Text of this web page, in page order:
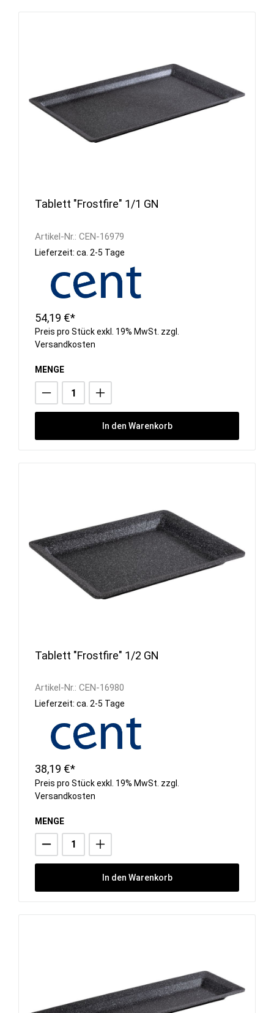
Tablett "Frostfire" 1/1 GN
Artikel-Nr.: CEN-16979
Lieferzeit: ca. 2-5 Tage
54,19 €*
Preis pro Stück exkl. 19% MwSt. zzgl.
Versandkosten
MENGE
In den Warenkorb
Tablett "Frostfire" 1/2 GN
Artikel-Nr.: CEN-16980
Lieferzeit: ca. 2-5 Tage
38,19 €*
Preis pro Stück exkl. 19% MwSt. zzgl.
Versandkosten
MENGE
In den Warenkorb